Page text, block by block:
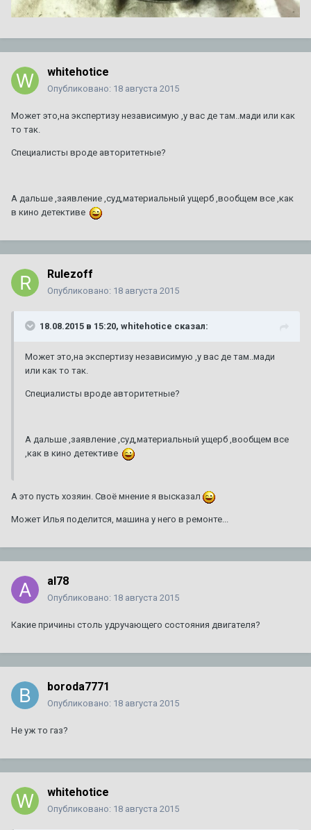
whitehotice
Опубликовано: 18 августа 2015
Может это,на экспертизу независимую ,у вас де там..мади или как
то так.
Специалисты вроде авторитетные?
А дальше ,заявление ,суд,материальный ущерб ,вообщем все ,как
в кино детективе
Rulezoff
Опубликовано: 18 августа 2015
18.08.2015 в 15:20, whitehotice сказал:
Может это,на экспертизу независимую ,у вас де там..мади
или как то так.
Специалисты вроде авторитетные?
А дальше ,заявление ,суд,материальный ущерб ,вообщем все
,как в кино детективе
А это пусть хозяин. Своё мнение я высказал
Может Илья поделится, машина у него в ремонте...
al78
Опубликовано: 18 августа 2015
Какие причины столь удручающего состояния двигателя?
boroda7771
Опубликовано: 18 августа 2015
Не уж то газ?
whitehotice
Опубликовано: 18 августа 2015